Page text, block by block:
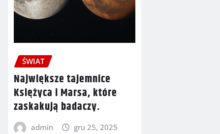
ŚWIAT
Największe tajemnice
Księżyca i Marsa, które
zaskakują badaczy.
admin
gru 25, 2025